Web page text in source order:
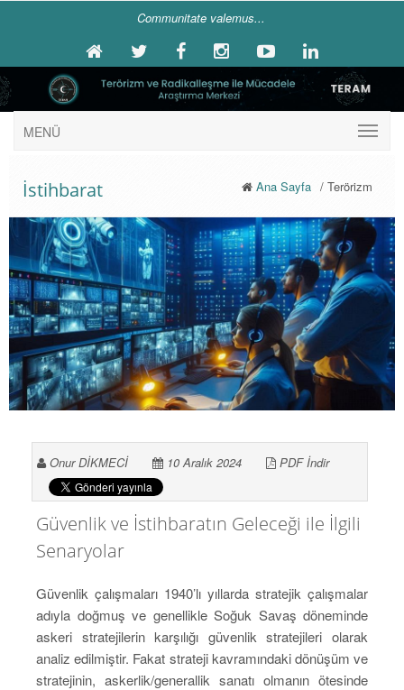
Communitate valemus...
MENÜ
İstihbarat / Terörizm
Ana Sayfa
Onur DİKMECİ 10 Aralık 2024 PDF İndir
Güvenlik ve İstihbaratın Geleceği ile İlgili
Senaryolar
Güvenlik çalışmaları 1940’lı yıllarda stratejik çalışmalar
adıyla doğmuş ve genellikle Soğuk Savaş döneminde
askeri stratejilerin karşılığı güvenlik stratejileri olarak
analiz edilmiştir. Fakat strateji kavramındaki dönüşüm ve
stratejinin, askerlik/generallik sanatı olmanın ötesinde